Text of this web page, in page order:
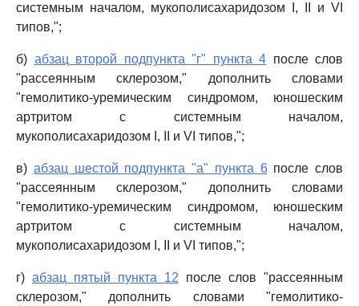
системным началом, мукополисахаридозом I, II и VI
типов,";
б) абзац второй подпункта "г" пункта 4 после слов
"рассеянным склерозом," дополнить словами
"гемолитико-уремическим синдромом, юношеским
артритом с системным началом,
мукополисахаридозом I, II и VI типов,";
в) абзац шестой подпункта "а" пункта 6после слов
"рассеянным склерозом," дополнить словами
"гемолитико-уремическим синдромом, юношеским
артритом с системным началом,
мукополисахаридозом I, II и VI типов,";
г) абзац пятый пункта 12 после слов "рассеянным
склерозом," дополнить словами "гемолитико-